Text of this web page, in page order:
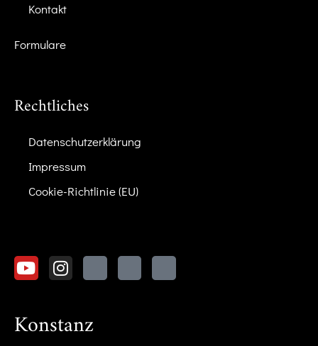
Kontakt
Formulare
Rechtliches
Datenschutzerklärung
Impressum
Cookie-Richtlinie (EU)
Konstanz